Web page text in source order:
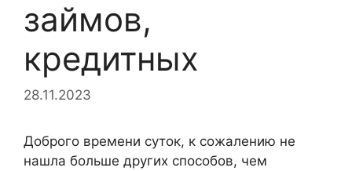
займов,
кредитных
28.11.2023
Доброго времени суток, к сожалению не
нашла больше других способов, чем